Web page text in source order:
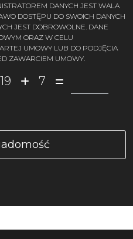
DANYCH JEST WALA
DOSTĘPU DO SWOICH DANYCH
JEST DOBROWOLNE. DANE
ORAZ W CELU
UMOWY LUB DO PODJĘCIA
ZAWARCIEM UMOWY.
19 7